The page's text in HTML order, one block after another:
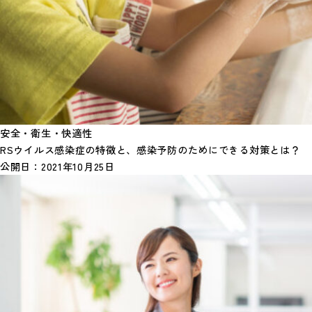
安全・衛生・快適性
RSウイルス感染症の特徴と、感染予防のためにできる対策とは？
公開日： 2021年10月25日